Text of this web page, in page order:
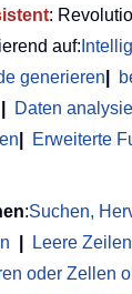
:
auf:
generieren
Daten
Erweiterte
:Suchen,
Leere
oder Zellen